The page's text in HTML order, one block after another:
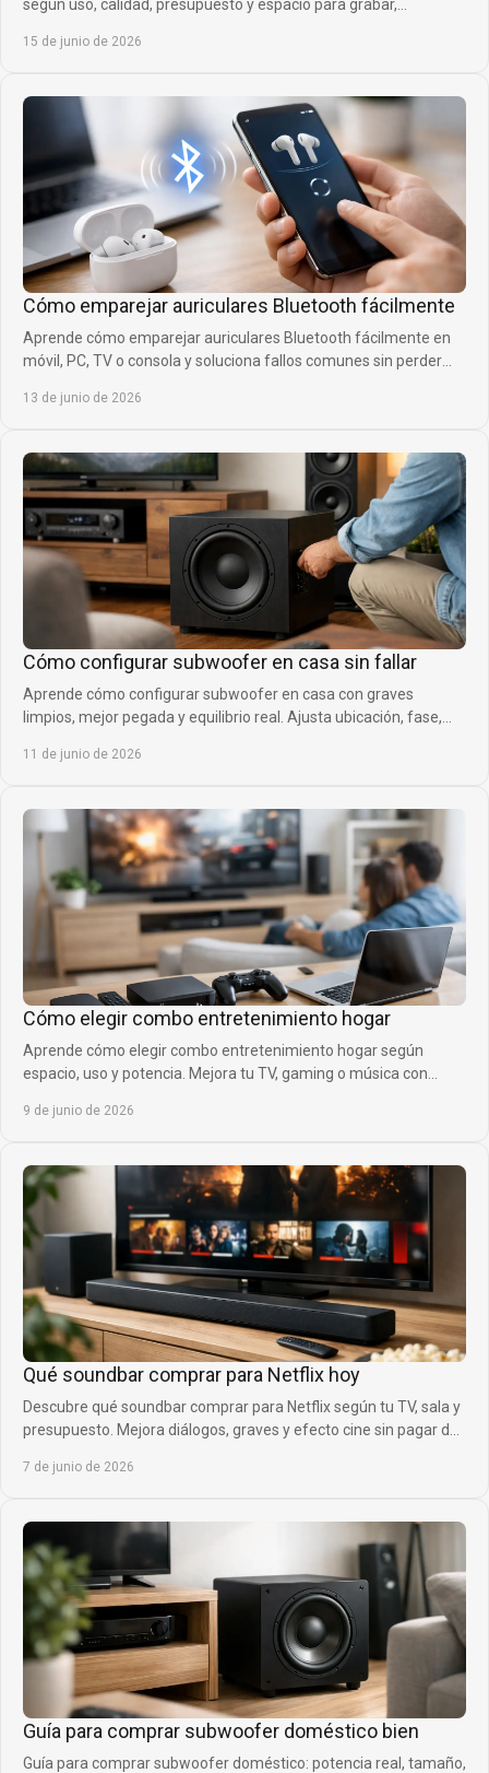
según uso, calidad, presupuesto y espacio para grabar,
15 de junio de 2026
Cómo emparejar auriculares Bluetooth fácilmente
Aprende cómo emparejar auriculares Bluetooth fácilmente en
móvil, PC, TV o consola y soluciona fallos comunes sin perder
13 de junio de 2026
Cómo configurar subwoofer en casa sin fallar
Aprende cómo configurar subwoofer en casa con graves
limpios, mejor pegada y equilibrio real. Ajusta ubicación, fase,
11 de junio de 2026
Cómo elegir combo entretenimiento hogar
Aprende cómo elegir combo entretenimiento hogar según
espacio, uso y potencia. Mejora tu TV, gaming o música con
9 de junio de 2026
Qué soundbar comprar para Netflix hoy
Descubre qué soundbar comprar para Netflix según tu TV, sala y
presupuesto. Mejora diálogos, graves y efecto cine sin pagar de
7 de junio de 2026
Guía para comprar subwoofer doméstico bien
Guía para comprar subwoofer doméstico: potencia real, tamaño,